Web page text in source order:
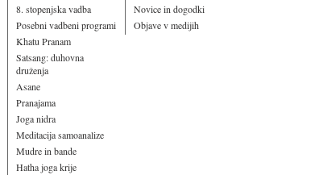
8. stopenjska vadba
Posebni vadbeni programi
Khatu Pranam
Satsang: duhovna
druženja
Asane
Pranajama
Joga nidra
Meditacija samoanalize
Mudre in bande
Hatha joga krije
Novice in dogodki
Objave v medijih